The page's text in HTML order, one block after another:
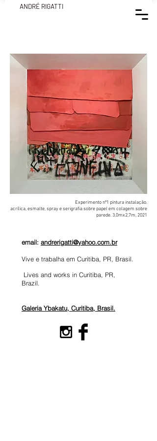
ANDRÉ RIGATTI
Experimento nº1 pintura instalação.
acrílica, esmalte, spray e serigrafia sobre papel em colagem sobre
parede. 3,0mx2,7m, 2021
email: andrerigatti@yahoo.com.br
Vive e trabalha em Curitiba, PR, Brasil.
Lives and works in Curitiba, PR,
Brazil.
Galeria Ybakatu, Curitiba, Brasil.